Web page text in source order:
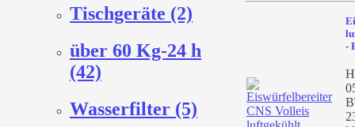
Tischgeräte (2)
über 60 Kg-24 h
(42)
Wasserfilter (5)
-